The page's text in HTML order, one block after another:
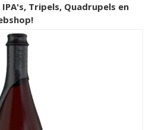
Tripels, Quadrupels en